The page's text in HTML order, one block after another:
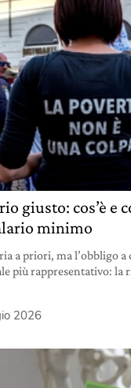
giusto: cos’è e
minimo
a priori, ma l’obbligo
più rappresentativo: la
2026